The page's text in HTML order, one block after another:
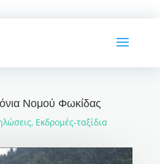
Νομού Φωκίδας
, Εκδρομές-ταξίδια